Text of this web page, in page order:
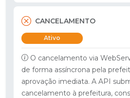
CANCELAMENTO
Ativo
O cancelamento via
de forma assíncrona pela
aprovação imediata. A API
cancelamento à prefeitura,